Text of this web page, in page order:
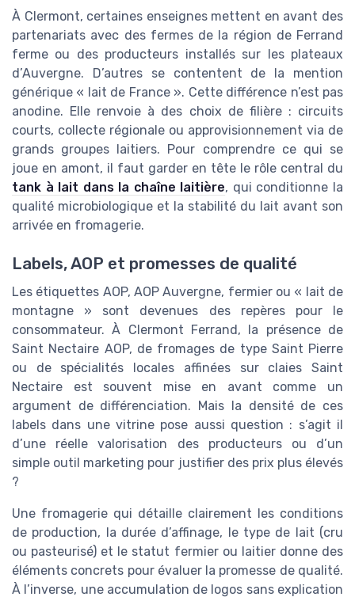
À Clermont, certaines enseignes mettent en avant des
partenariats avec des fermes de la région de Ferrand
ferme ou des producteurs installés sur les plateaux
d’Auvergne. D’autres se contentent de la mention
générique « lait de France ». Cette différence n’est pas
anodine. Elle renvoie à des choix de filière : circuits
courts, collecte régionale ou approvisionnement via de
grands groupes laitiers. Pour comprendre ce qui se
joue en amont, il faut garder en tête le rôle central du
tank à lait dans la chaîne laitière, qui conditionne la
qualité microbiologique et la stabilité du lait avant son
arrivée en fromagerie.
Labels, AOP et promesses de qualité
Les étiquettes AOP, AOP Auvergne, fermier ou « lait de
montagne » sont devenues des repères pour le
consommateur. À Clermont Ferrand, la présence de
Saint Nectaire AOP, de fromages de type Saint Pierre
ou de spécialités locales affinées sur claies Saint
Nectaire est souvent mise en avant comme un
argument de différenciation. Mais la densité de ces
labels dans une vitrine pose aussi question : s’agit il
d’une réelle valorisation des producteurs ou d’un
simple outil marketing pour justifier des prix plus élevés
?
Une fromagerie qui détaille clairement les conditions
de production, la durée d’affinage, le type de lait (cru
ou pasteurisé) et le statut fermier ou laitier donne des
éléments concrets pour évaluer la promesse de qualité.
À l’inverse, une accumulation de logos sans explication